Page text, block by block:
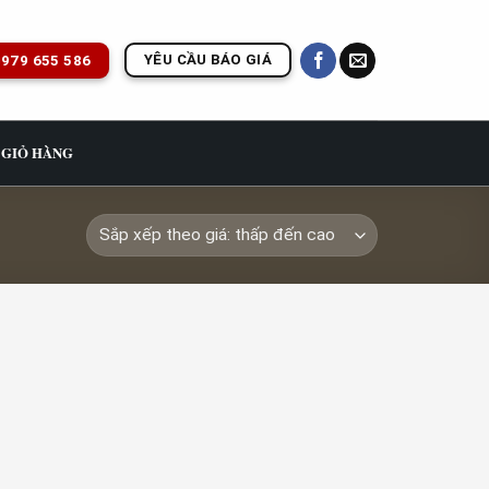
655 586 YÊU CẦU BÁO GIÁ
GIỎ HÀNG